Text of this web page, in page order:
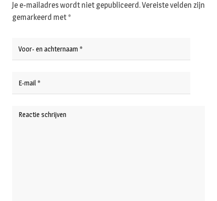
Je e-mailadres wordt niet gepubliceerd.Vereiste velden zijn
gemarkeerd met *